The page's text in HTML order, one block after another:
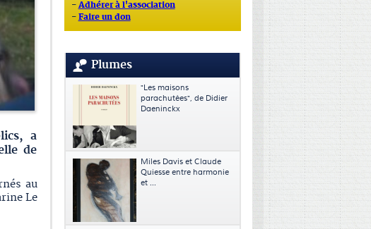
a
de
au
Le
- Adhérer à l'association
- Faire un don
Plumes
"Les maisons
parachutées", de Didier
Daeninckx
Miles Davis et Claude
Quiesse entre harmonie
et ...